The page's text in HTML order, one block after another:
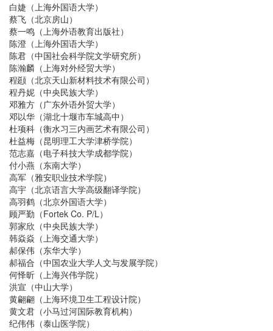
白婕（上海外国语大学）
蔡飞（北京房山）
蔡一鸣（上海外语教育出版社）
陈澄（上海外国语大学）
陈君（中国社会科学院文学研究所）
陈瀚麟（上海对外经贸大学）
程颋（北京天山新材料技术有限公司）
程丹妮（中央民族大学）
邓雅方（广东外语外贸大学）
邓以华（湖北十堰市车城高中）
杜项科（衡水习三内画艺术有限公司）
杜益梅（昆明理工大学津桥学院）
范志嘉（电子科技大学成都学院）
付小燕（东南大学）
高军（雅安职业技术学院）
高宇（北京语言大学高级翻译学院）
高羽鹤（北京外国语大学）
顾严勤（Fortek Co. P/L）
郭家欣（中央民族大学）
韩焱焱（上海交通大学）
郝保伟（东华大学）
郝福合（中国农业大学人文与发展学院）
何怿昕（上海兴伟学院）
洪宣（中山大学）
黄翩翩（上海环境卫生工程设计院）
黄文君（小马过河国际教育机构）
纪伟伟（泰山医学院）